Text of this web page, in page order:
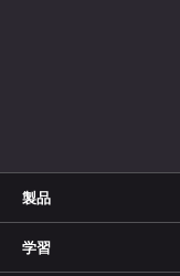
製品
学習